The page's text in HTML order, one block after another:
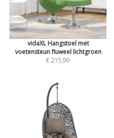
vidaXL Hangstoel met
voetensteun fluweel lichtgroen
€ 215,99